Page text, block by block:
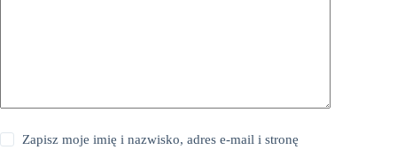
Zapisz moje imię i nazwisko, adres e-mail i stronę